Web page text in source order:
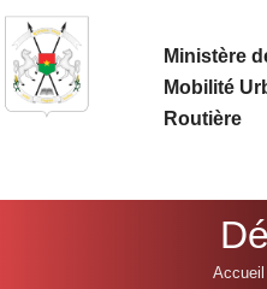
Aller au contenu principal
Ministère
Mobilité
Routière
Accueil